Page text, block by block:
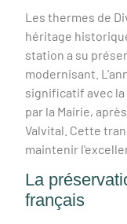
Les thermes de
héritage
station a su
modernisant.
significatif avec
par la Mairie,
Valvital. Cette
maintenir
La
français